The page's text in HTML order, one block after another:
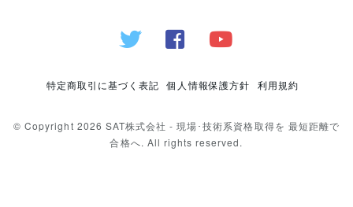
特定商取引に基づく表記 個人情報保護方針 利用規約
© Copyright 2026 SAT株式会社 - 現場･技術系資格取得を 最短距離で
合格へ. All rights reserved.